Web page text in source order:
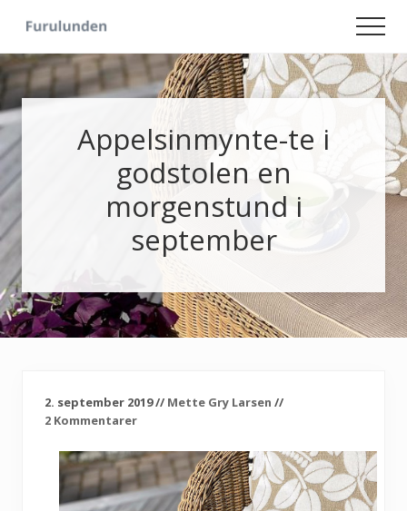
main
content
primary
sidebar
Hageliv
-
Lise
for
sjelen
Appelsinmynte-te i
godstolen en
morgenstund i
september
2. september 2019// Mette Gry Larsen //
2 Kommentarer